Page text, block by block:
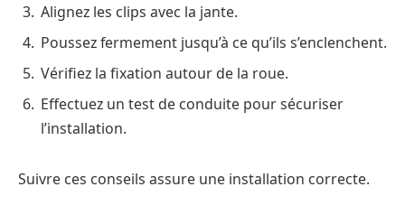
Alignez les clips avec la jante.
Poussez fermement jusqu’à ce qu’ils s’enclenchent.
Vérifiez la fixation autour de la roue.
Effectuez un test de conduite pour sécuriser
l’installation.
Suivre ces conseils assure une installation correcte.